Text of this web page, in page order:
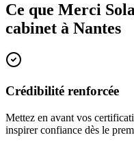
Ce que Merci
cabinet à Nantes
Crédibilité renforcée
Mettez en avant vos
inspirer confiance dès le